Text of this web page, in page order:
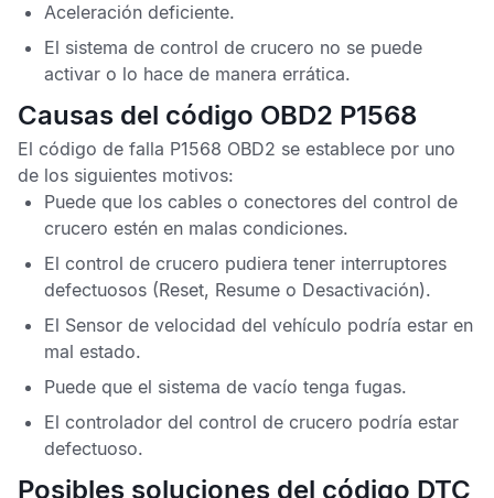
Aceleración deficiente.
El sistema de control de crucero no se puede
activar o lo hace de manera errática.
Causas del código OBD2 P1568
El código de falla P1568 OBD2 se establece por uno
de los siguientes motivos:
Puede que los cables o conectores del control de
crucero estén en malas condiciones.
El control de crucero pudiera tener interruptores
defectuosos (Reset, Resume o Desactivación).
El Sensor de velocidad del vehículo podría estar en
mal estado.
Puede que el sistema de vacío tenga fugas.
El controlador del control de crucero podría estar
defectuoso.
Posibles soluciones del código DTC